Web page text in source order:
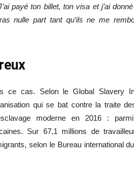
payé ton billet, ton visa et j’ai
nulle part tant qu’ils ne me
ce cas. Selon le Global Slavery
qui se bat contre la traite
moderne en 2016 :
Sur 67,1 millions de
selon le Bureau international